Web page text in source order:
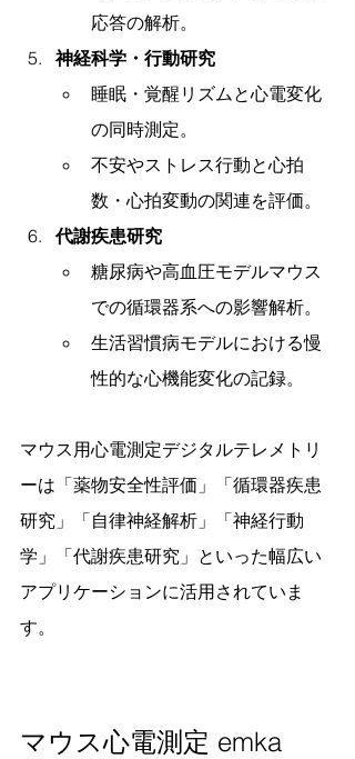
応答の解析。
神経科学・行動研究
睡眠・覚醒リズムと心電変化
の同時測定。
不安やストレス行動と心拍
数・心拍変動の関連を評価。
代謝疾患研究
糖尿病や高血圧モデルマウス
での循環器系への影響解析。
生活習慣病モデルにおける慢
性的な心機能変化の記録。
マウス用心電測定デジタルテレメトリ
ーは「薬物安全性評価」「循環器疾患
研究」「自律神経解析」「神経行動
学」「代謝疾患研究」といった幅広い
アプリケーションに活用されていま
す。
マウス心電測定 emka